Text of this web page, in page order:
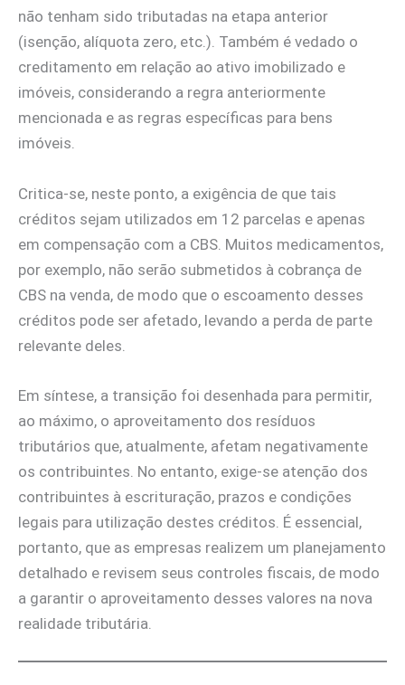
não tenham sido tributadas na etapa anterior
(isenção, alíquota zero, etc.). Também é vedado o
creditamento em relação ao ativo imobilizado e
imóveis, considerando a regra anteriormente
mencionada e as regras específicas para bens
imóveis.
Critica-se, neste ponto, a exigência de que tais
créditos sejam utilizados em 12 parcelas e apenas
em compensação com a CBS. Muitos medicamentos,
por exemplo, não serão submetidos à cobrança de
CBS na venda, de modo que o escoamento desses
créditos pode ser afetado, levando a perda de parte
relevante deles.
Em síntese, a transição foi desenhada para permitir,
ao máximo, o aproveitamento dos resíduos
tributários que, atualmente, afetam negativamente
os contribuintes. No entanto, exige-se atenção dos
contribuintes à escrituração, prazos e condições
legais para utilização destes créditos. É essencial,
portanto, que as empresas realizem um planejamento
detalhado e revisem seus controles fiscais, de modo
a garantir o aproveitamento desses valores na nova
realidade tributária.